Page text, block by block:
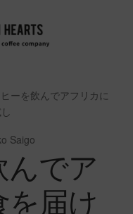
ーを飲んでアフリカに
Saigo
でア
届け